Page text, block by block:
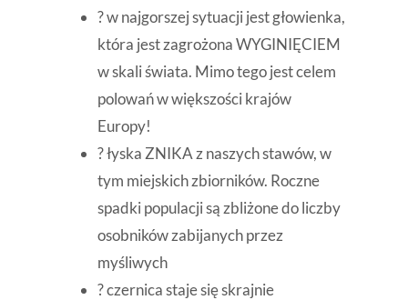
? w najgorszej sytuacji jest głowienka,
która jest zagrożona WYGINIĘCIEM
w skali świata. Mimo tego jest celem
polowań w większości krajów
Europy!
? łyska ZNIKA z naszych stawów, w
tym miejskich zbiorników. Roczne
spadki populacji są zbliżone do liczby
osobników zabijanych przez
myśliwych
? czernica staje się skrajnie